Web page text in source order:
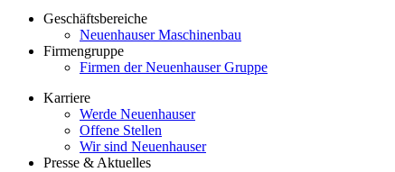
Geschäftsbereiche
Neuenhauser Maschinenbau
Firmengruppe
Firmen der Neuenhauser Gruppe
Karriere
Werde Neuenhauser
Offene Stellen
Wir sind Neuenhauser
Presse & Aktuelles